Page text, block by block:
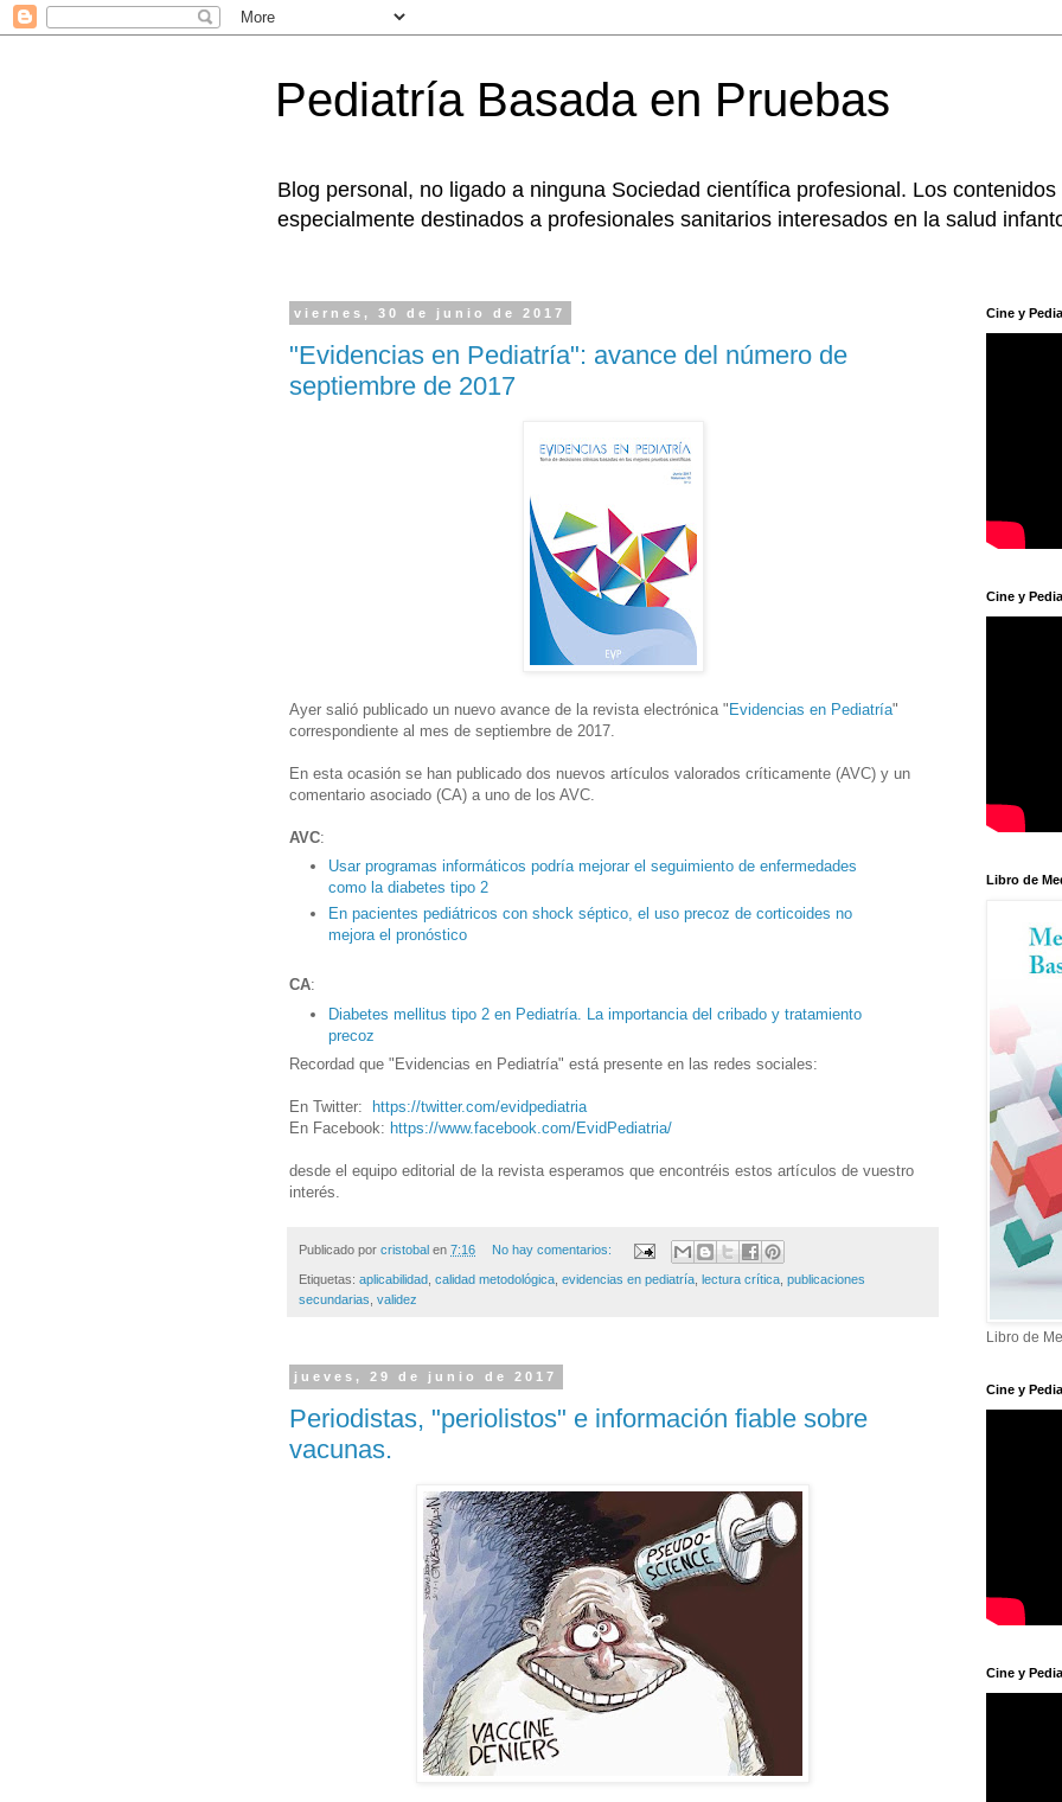
Pediatría Basada en Pruebas
Blog personal, no ligado a ninguna Sociedad científica profesional. Los
especialmente destinados a profesionales sanitarios interesados en la salud
viernes, 30 de junio de 2017
"Evidencias en Pediatría": avance del número de
septiembre de 2017
Ayer salió publicado un nuevo avance de la revista electrónica "Evidencias en Pediatría"
correspondiente al mes de septiembre de 2017.
En esta ocasión se han publicado dos nuevos artículos valorados críticamente (AVC) y un
comentario asociado (CA) a uno de los AVC.
AVC:
Usar programas informáticos podría mejorar el seguimiento de enfermedades
como la diabetes tipo 2
En pacientes pediátricos con shock séptico, el uso precoz de corticoides no
mejora el pronóstico
CA:
Diabetes mellitus tipo 2 en Pediatría. La importancia del cribado y tratamiento
precoz
Recordad que "Evidencias en Pediatría" está presente en las redes sociales:
En Twitter:
https://twitter.com/evidpediatria
En Facebook: https://www.facebook.com/EvidPediatria/
desde el equipo editorial de la revista esperamos que encontréis estos artículos de vuestro
interés.
Publicado por cristobal en 7:16 No hay comentarios:
Etiquetas: aplicabilidad calidad metodológica evidencias en pediatría lectura crítica publicaciones
secundarias validez
jueves, 29 de junio de 2017
Periodistas, "periolistos" e información fiable sobre
vacunas.
Cine y
Cine y
Libro de
Libro de
Cine y
Cine y